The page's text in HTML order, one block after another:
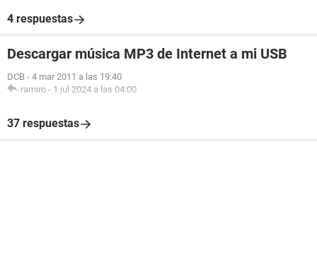
4 respuestas
Descargar música MP3 de Internet a mi USB
DCB - 4 mar 2011 a las 19:40
ramiro - 1 jul 2024 a las 04:00
37 respuestas